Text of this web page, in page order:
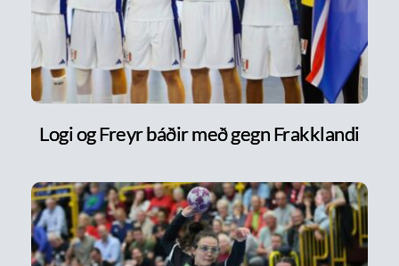
Logi og Freyr báðir með gegn Frakklandi